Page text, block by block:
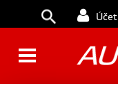
Účet